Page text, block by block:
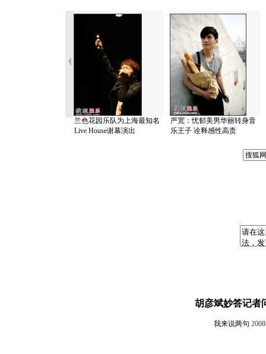
兰色花园乐队为上海最知名
Live House谢幕演出
严宽：忧郁美男华丽转身音
乐王子 诠释感性高贵
胡彦斌妙答记者
我来说两句